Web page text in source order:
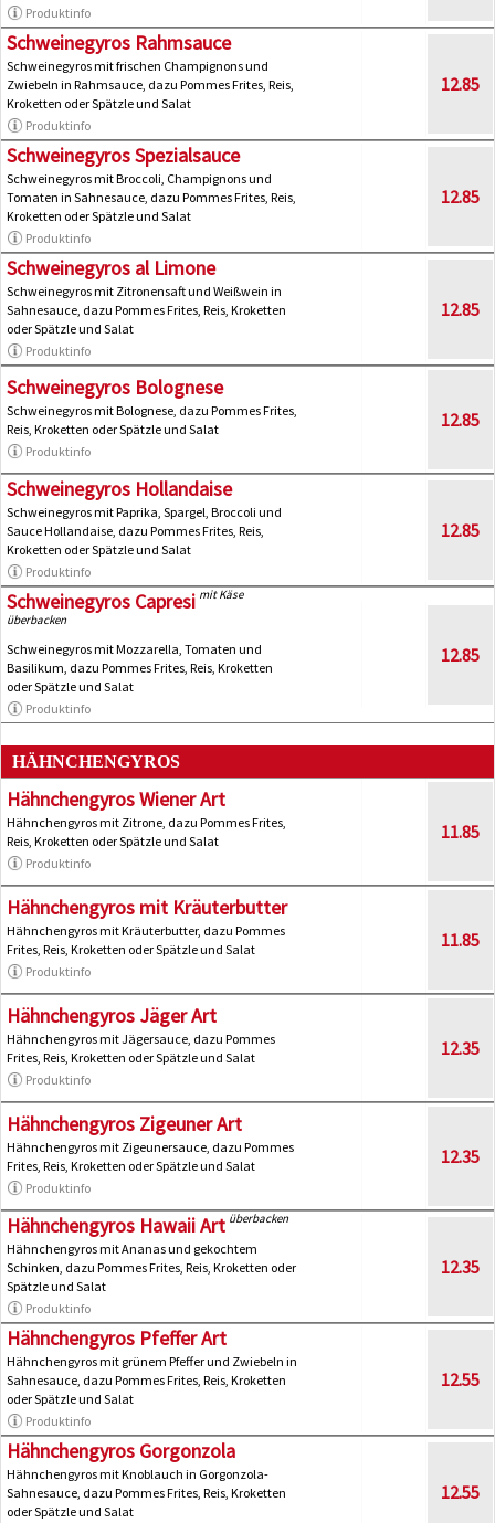
Produktinfo
Schweinegyros Rahmsauce
Schweinegyros mit frischen Champignons und
Zwiebeln in Rahmsauce, dazu Pommes Frites, Reis,
Kroketten oder Spätzle und Salat
Produktinfo
12.85
Schweinegyros Spezialsauce
Schweinegyros mit Broccoli, Champignons und
Tomaten in Sahnesauce, dazu Pommes Frites, Reis,
Kroketten oder Spätzle und Salat
Produktinfo
12.85
Schweinegyros al Limone
Schweinegyros mit Zitronensaft und Weißwein in
Sahnesauce, dazu Pommes Frites, Reis, Kroketten
oder Spätzle und Salat
Produktinfo
12.85
Schweinegyros Bolognese
Schweinegyros mit Bolognese, dazu Pommes Frites,
Reis, Kroketten oder Spätzle und Salat
Produktinfo
12.85
Schweinegyros Hollandaise
Schweinegyros mit Paprika, Spargel, Broccoli und
Sauce Hollandaise, dazu Pommes Frites, Reis,
Kroketten oder Spätzle und Salat
Produktinfo
12.85
Schweinegyros Capresi mit Käse
überbacken
Schweinegyros mit Mozzarella, Tomaten und
Basilikum, dazu Pommes Frites, Reis, Kroketten
oder Spätzle und Salat
Produktinfo
12.85
HÄHNCHENGYROS
Hähnchengyros Wiener Art
Hähnchengyros mit Zitrone, dazu Pommes Frites,
Reis, Kroketten oder Spätzle und Salat
Produktinfo
11.85
Hähnchengyros mit Kräuterbutter
Hähnchengyros mit Kräuterbutter, dazu Pommes
Frites, Reis, Kroketten oder Spätzle und Salat
Produktinfo
11.85
Hähnchengyros Jäger Art
Hähnchengyros mit Jägersauce, dazu Pommes
Frites, Reis, Kroketten oder Spätzle und Salat
Produktinfo
12.35
Hähnchengyros Zigeuner Art
Hähnchengyros mit Zigeunersauce, dazu Pommes
Frites, Reis, Kroketten oder Spätzle und Salat
Produktinfo
12.35
Hähnchengyros Hawaii Art überbacken
Hähnchengyros mit Ananas und gekochtem
Schinken, dazu Pommes Frites, Reis, Kroketten oder
Spätzle und Salat
Produktinfo
12.35
Hähnchengyros Pfeffer Art
Hähnchengyros mit grünem Pfeffer und Zwiebeln in
Sahnesauce, dazu Pommes Frites, Reis, Kroketten
oder Spätzle und Salat
Produktinfo
12.55
Hähnchengyros Gorgonzola
Hähnchengyros mit Knoblauch in Gorgonzola-
Sahnesauce, dazu Pommes Frites, Reis, Kroketten
oder Spätzle und Salat
12.55